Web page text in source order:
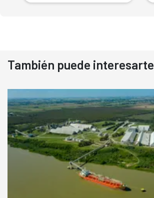
También puede interesarte